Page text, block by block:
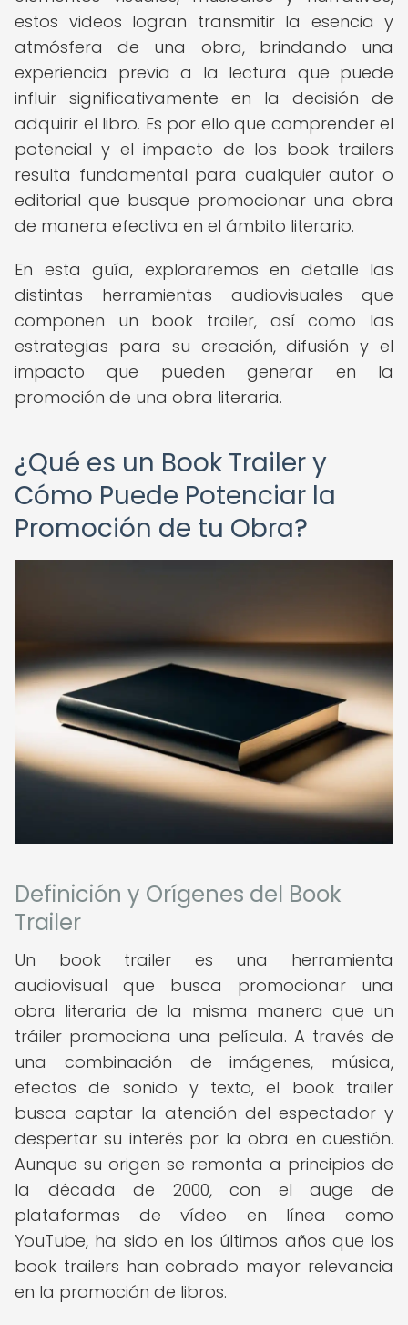
estos videos logran transmitir la esencia y
atmósfera de una obra, brindando una
experiencia previa a la lectura que puede
influir significativamente en la decisión de
adquirir el libro. Es por ello que comprender el
potencial y el impacto de los book trailers
resulta fundamental para cualquier autor o
editorial que busque promocionar una obra
de manera efectiva en el ámbito literario.
En esta guía, exploraremos en detalle las
distintas herramientas audiovisuales que
componen un book trailer, así como las
estrategias para su creación, difusión y el
impacto que pueden generar en la
promoción de una obra literaria.
¿Qué es un Book Trailer y
Cómo Puede Potenciar la
Promoción de tu Obra?
Definición y Orígenes del Book
Trailer
Un book trailer es una herramienta
audiovisual que busca promocionar una
obra literaria de la misma manera que un
tráiler promociona una película. A través de
una combinación de imágenes, música,
efectos de sonido y texto, el book trailer
busca captar la atención del espectador y
despertar su interés por la obra en cuestión.
Aunque su origen se remonta a principios de
la década de 2000, con el auge de
plataformas de vídeo en línea como
YouTube, ha sido en los últimos años que los
book trailers han cobrado mayor relevancia
en la promoción de libros.